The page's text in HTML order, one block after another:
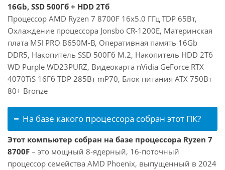
16Gb, SSD 500Гб + HDD 2Тб
Процессор AMD Ryzen 7 8700F 16x5.0 ГГц TDP 65Вт,
Охлаждение процессора Jonsbo CR-1200E, Материнская
плата MSI PRO B650M-B, Оперативная память 16Gb
DDR5, Накопитель SSD 500Гб M.2, Накопитель HDD 2Тб
WD Purple WD23PURZ, Видеокарта nVidia GeForce RTX
4070TiS 16Гб TDP 285Вт mP70, Блок питания ATX 750Вт
80+ Bronze
На базе какого процессора собран этот ПК?
Этот компьютер собран на базе процессора Ryzen 7
8700F – это мощный 8-ядерный, 16-поточный
процессор семейства AMD Phoenix, выпущенный в 2024